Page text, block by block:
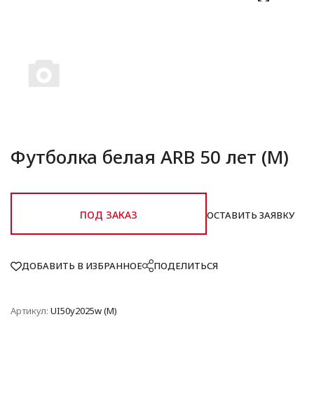
Футболка белая ARB 50 лет (M)
ПОД ЗАКАЗ ОСТАВИТЬ ЗАЯВКУ
ДОБАВИТЬ В ИЗБРАННОЕ ПОДЕЛИТЬСЯ
Артикул: UI50y2025w (M)